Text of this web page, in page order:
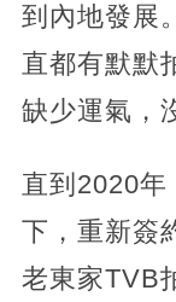
到內地發展
直都有默默
缺少運氣，
直到2020年
下，重新簽
老東家TVB